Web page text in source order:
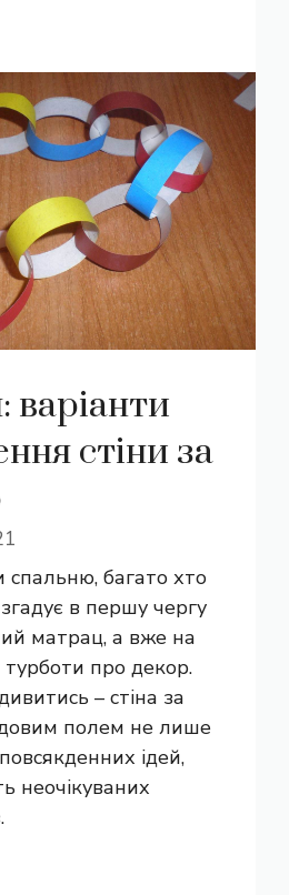
варіанти
стіни за
багато хто
в першу чергу
матрац, а вже на
про декор.
– стіна за
полем не лише
ідей,
неочікуваних